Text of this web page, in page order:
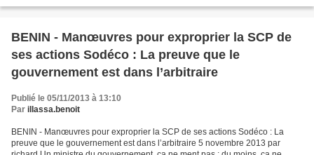
BENIN - Manœuvres pour exproprier la SCP de
ses actions Sodéco : La preuve que le
gouvernement est dans l’arbitraire
Publié le 05/11/2013 à 13:10
Par illassa.benoit
BENIN - Manœuvres pour exproprier la SCP de ses actions Sodéco : La
preuve que le gouvernement est dans l’arbitraire 5 novembre 2013 par